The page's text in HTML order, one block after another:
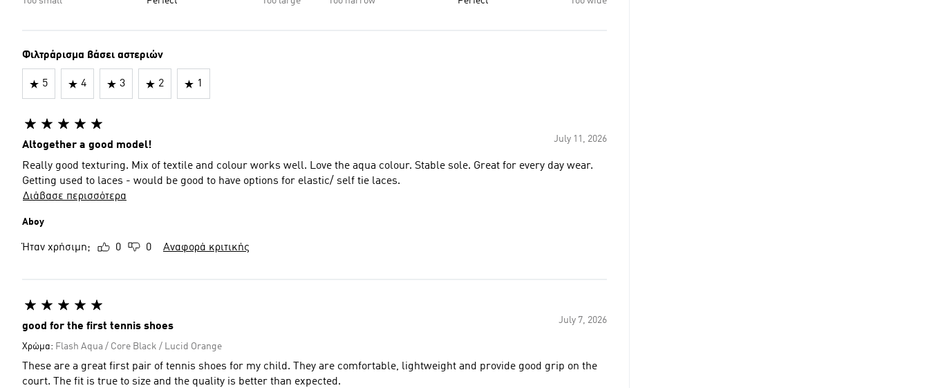
Φιλτράρισμα βάσει αστεριών
5 4 3 2 1
July 11, 2026
Altogether a good model!
Really good texturing. Mix of textile and colour works well. Love the aqua colour. Stable sole. Great for every day wear.
Getting used to laces - would be good to have options for elastic/ self tie laces.
Διάβασε περισσότερα
Aboy
Ήταν χρήσιμη; 0 0 Αναφορά κριτικής
July 7, 2026
good for the first tennis shoes
Χρώμα: Flash Aqua / Core Black / Lucid Orange
These are a great first pair of tennis shoes for my child. They are comfortable, lightweight and provide good grip on the
court. The fit is true to size and the quality is better than expected.